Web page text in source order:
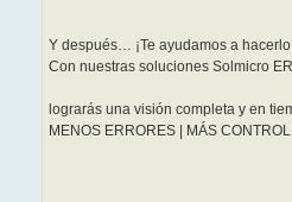
Y después… ¡Te ayudamos a
Con nuestras soluciones Solmicro
lograrás una visión completa y en
MENOS ERRORES | MÁS